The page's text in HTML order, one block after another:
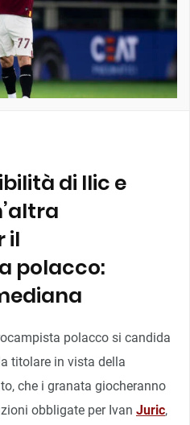
di Ilic e
il
polacco:
polacco si candida
titolare in vista della
che i granata giocheranno
obbligate per Ivan Juric,